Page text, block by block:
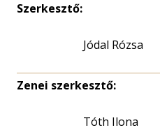
Szerkesztő:
Jódal Rózsa
Zenei szerkesztő:
Tóth Ilona